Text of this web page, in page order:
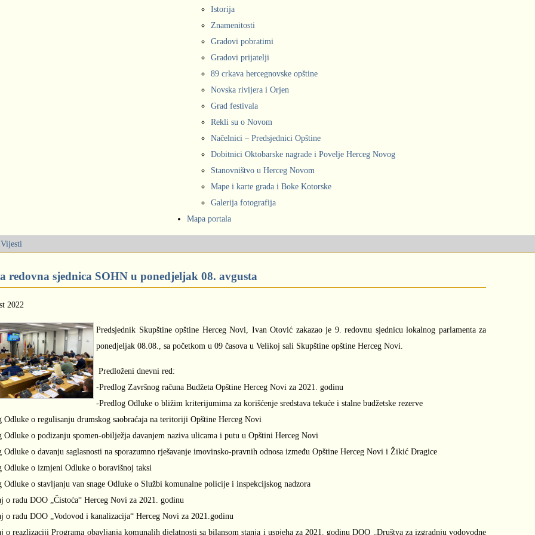
Istorija
Znamenitosti
Gradovi pobratimi
Gradovi prijatelji
89 crkava hercegnovske opštine
Novska rivijera i Orjen
Grad festivala
Rekli su o Novom
Načelnici – Predsjednici Opštine
Dobitnici Oktobarske nagrade i Povelje Herceg Novog
Stanovništvo u Herceg Novom
Mape i karte grada i Boke Kotorske
Galerija fotografija
Mapa portala
Vijesti
redovna sjednica SOHN u ponedjeljak 08. avgusta
2022
Predsjednik Skupštine opštine Herceg Novi, Ivan Otović zakazao je 9. redovnu sjednicu lokalnog parlamenta za
ponedjeljak 08.08., sa početkom u 09 časova u Velikoj sali Skupštine opštine Herceg Novi.
Predloženi dnevni red:
-Predlog Završnog računa Budžeta Opštine Herceg Novi za 2021. godinu
-Predlog Odluke o bližim kriterijumima za korišćenje sredstava tekuće i stalne budžetske rezerve
Odluke o regulisanju drumskog saobraćaja na teritoriji Opštine Herceg Novi
Odluke o podizanju spomen-obilježja davanjem naziva ulicama i putu u Opštini Herceg Novi
Odluke o davanju saglasnosti na sporazumno rješavanje imovinsko-pravnih odnosa između Opštine Herceg Novi i Žikić Dragice
Odluke o izmjeni Odluke o boravišnoj taksi
Odluke o stavljanju van snage Odluke o Službi komunalne policije i inspekcijskog nadzora
o radu DOO „Čistoća“ Herceg Novi za 2021. godinu
o radu DOO „Vodovod i kanalizacija“ Herceg Novi za 2021.godinu
o reazlizaciji Programa obavljanja komunalih djelatnosti sa bilansom stanja i uspjeha za 2021. godinu DOO „Društva za izgradnju vodovodne